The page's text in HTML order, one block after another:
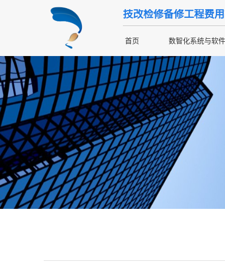
技改检修备修工程费
首页 数智化系统与软